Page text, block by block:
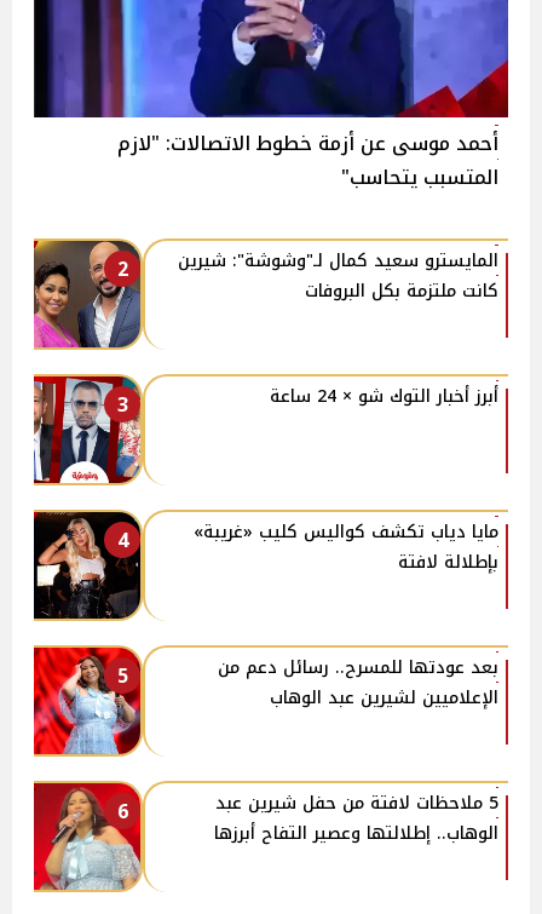
أحمد موسى عن أزمة خطوط الاتصالات: "لازم
المتسبب يتحاسب"
2
المايسترو سعيد كمال لـ"وشوشة": شيرين
كانت ملتزمة بكل البروفات
3 أبرز أخبار التوك شو × 24 ساعة
4
مايا دياب تكشف كواليس كليب «غريبة»
بإطلالة لافتة
5
بعد عودتها للمسرح.. رسائل دعم من
الإعلاميين لشيرين عبد الوهاب
6
5 ملاحظات لافتة من حفل شيرين عبد
الوهاب.. إطلالتها وعصير التفاح أبرزها